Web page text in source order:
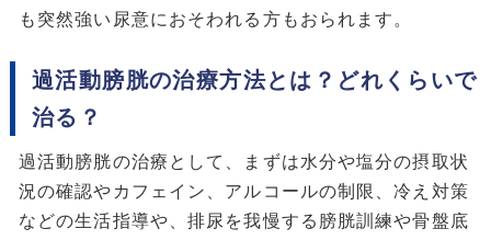
も突然強い尿意におそわれる方もおられます。
過活動膀胱の治療方法とは？どれくらいで
治る？
過活動膀胱の治療として、まずは水分や塩分の摂取状
況の確認やカフェイン、アルコールの制限、冷え対策
などの生活指導や、排尿を我慢する膀胱訓練や骨盤底